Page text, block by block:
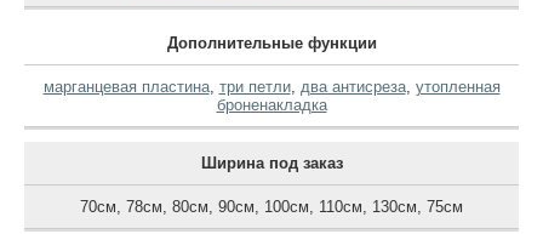
Дополнительные функции
марганцевая пластина, три петли, два антисреза, утопленная
броненакладка
Ширина под заказ
70см, 78см, 80см, 90см, 100см, 110см, 130см, 75см